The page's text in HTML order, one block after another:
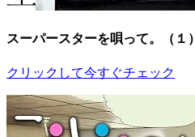
スーパースターを唄って。（１）
クリックして今すぐチェック